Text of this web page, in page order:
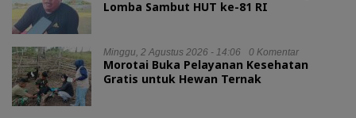
Lomba Sambut HUT ke-81 RI
Minggu, 2 Agustus 2026 - 14:06 0 Komentar
Morotai Buka Pelayanan Kesehatan
Gratis untuk Hewan Ternak